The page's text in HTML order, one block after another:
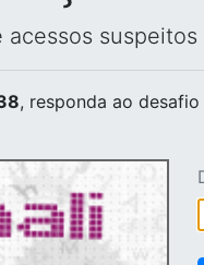
, responda ao desafio